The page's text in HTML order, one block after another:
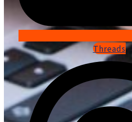
Threads